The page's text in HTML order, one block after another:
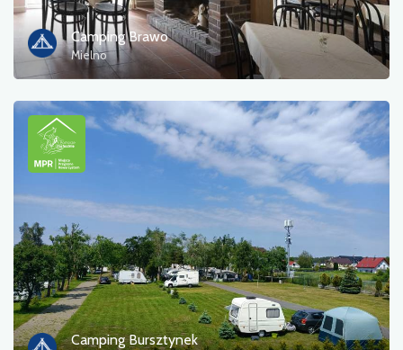
Camping Brawo
Mielno
Camping Bursztynek